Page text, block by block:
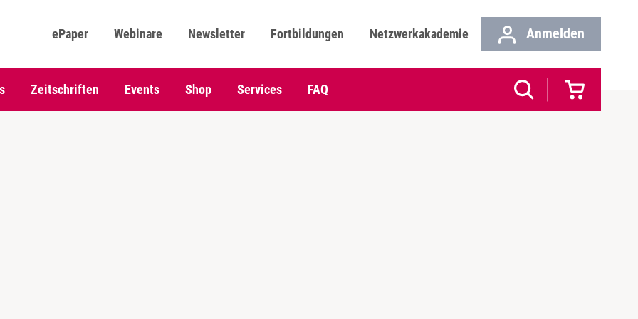
ePaper Webinare Newsletter Fortbildungen Netzwerkakademie Anmelden
Zeitschriften Events Shop Services FAQ